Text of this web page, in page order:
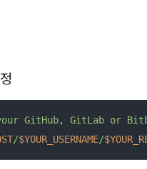
GitHub, GitLab or
/$YOUR_USERNAME/